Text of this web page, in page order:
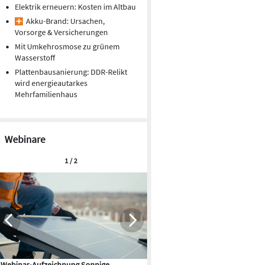
Elektrik erneuern: Kosten im Altbau
Akku-Brand: Ursachen,
Vorsorge & Versicherungen
Mit Umkehrosmose zu grünem
Wasserstoff
Plattenbausanierung: DDR-Relikt
wird energieautarkes
Mehrfamilienhaus
Webinare
1 / 2